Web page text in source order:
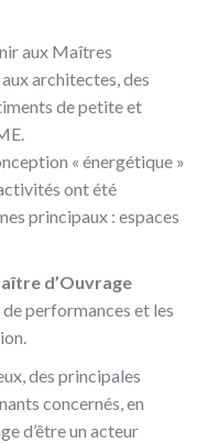
aux Maîtres
architectes, des
de petite et
« énergétique »
ont été
principaux : espaces
d’Ouvrage
performances et les
des principales
concernés, en
d’être un acteur